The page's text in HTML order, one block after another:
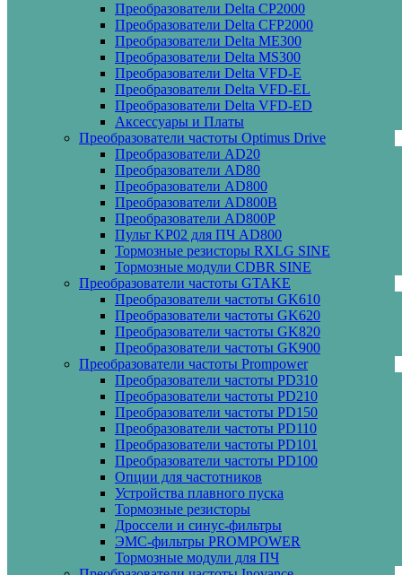
Преобразователи Delta CP2000
Преобразователи Delta CFP2000
Преобразователи Delta ME300
Преобразователи Delta MS300
Преобразователи Delta VFD-E
Преобразователи Delta VFD-EL
Преобразователи Delta VFD-ED
Аксессуары и Платы
Преобразователи частоты Optimus Drive
Преобразователи AD20
Преобразователи AD80
Преобразователи AD800
Преобразователи AD800B
Преобразователи AD800P
Пульт KP02 для ПЧ AD800
Тормозные резисторы RXLG SINE
Тормозные модули CDBR SINE
Преобразователи частоты GTAKE
Преобразователи частоты GK610
Преобразователи частоты GK620
Преобразователи частоты GK820
Преобразователи частоты GK900
Преобразователи частоты Prompower
Преобразователи частоты PD310
Преобразователи частоты PD210
Преобразователи частоты PD150
Преобразователи частоты PD110
Преобразователи частоты PD101
Преобразователи частоты PD100
Опции для частотников
Устройства плавного пуска
Тормозные резисторы
Дроссели и синус-фильтры
ЭМС-фильтры PROMPOWER
Тормозные модули для ПЧ